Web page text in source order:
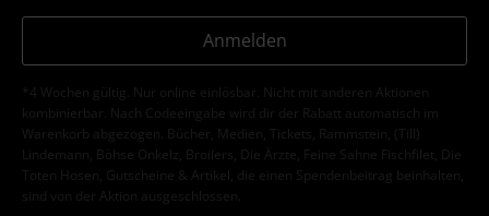
Anmelden
*4 Wochen gültig. Nur online einlösbar. Nicht mit anderen Aktionen
kombinierbar. Nach Codeeingabe wird dir der Rabatt automatisch im
Warenkorb abgezogen. Bücher, Medien, Tickets, Rammstein, (Till)
Lindemann, Böhse Onkelz, Broilers, Die Ärzte, Feine Sahne Fischfilet, Die
Toten Hosen, Gutscheine & Artikel, die einen Spendenbeitrag beinhalten,
sind von der Aktion ausgeschlossen.